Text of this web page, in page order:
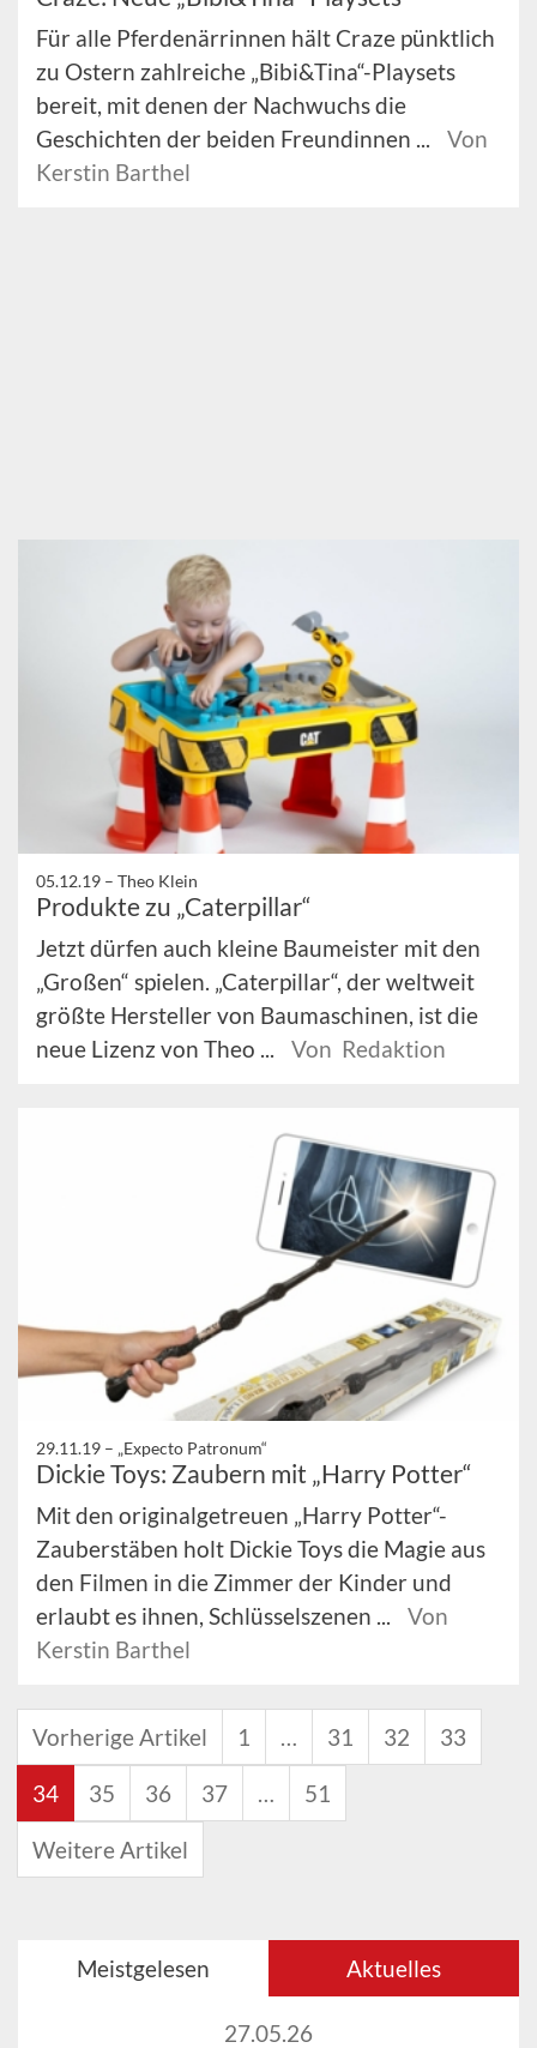
Für alle Pferdenärrinnen hält Craze pünktlich
zu Ostern zahlreiche „Bibi&Tina“-Playsets
bereit, mit denen der Nachwuchs die
Geschichten der beiden Freundinnen ...
Von
Kerstin Barthel
05.12.19 – Theo Klein
Produkte zu „Caterpillar“
Jetzt dürfen auch kleine Baumeister mit den
„Großen“ spielen. „Caterpillar“, der weltweit
größte Hersteller von Baumaschinen, ist die
neue Lizenz von Theo ...
Von Redaktion
29.11.19 – „Expecto Patronum“
Dickie Toys: Zaubern mit „Harry Potter“
Mit den originalgetreuen „Harry Potter“-
Zauberstäben holt Dickie Toys die Magie aus
den Filmen in die Zimmer der Kinder und
erlaubt es ihnen, Schlüsselszenen ...
Von
Kerstin Barthel
Vorherige Artikel 1 … 31 32 33
34 35 36 37 … 51
Weitere Artikel
Meistgelesen Aktuelles
27.05.26